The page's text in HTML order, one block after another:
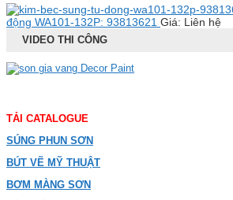
động WA101-132P: 93813621 Giá: Liên hệ
VIDEO THI CÔNG
TẢI CATALOGUE
SÚNG PHUN SƠN
BÚT VẼ MỸ THUẬT
BƠM MÀNG SƠN